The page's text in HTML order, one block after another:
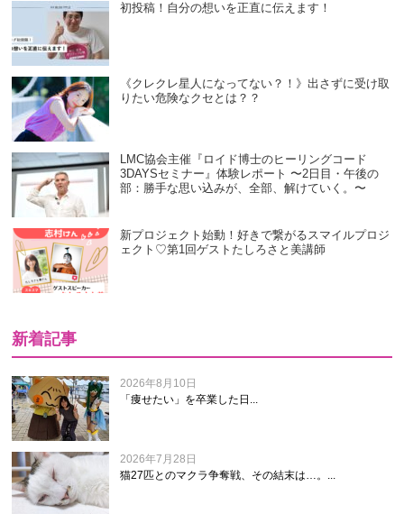
初投稿！自分の想いを正直に伝えます！
《クレクレ星人になってない？！》出さずに受け取
りたい危険なクセとは？？
LMC協会主催『ロイド博士のヒーリングコード
3DAYSセミナー』体験レポート 〜2日目・午後の
部：勝手な思い込みが、全部、解けていく。〜
新プロジェクト始動！好きで繋がるスマイルプロジ
ェクト♡第1回ゲストたしろさと美講師
新着記事
2026年8月10日
「痩せたい」を卒業した日...
2026年7月28日
猫27匹とのマクラ争奪戦、その結末は…。...